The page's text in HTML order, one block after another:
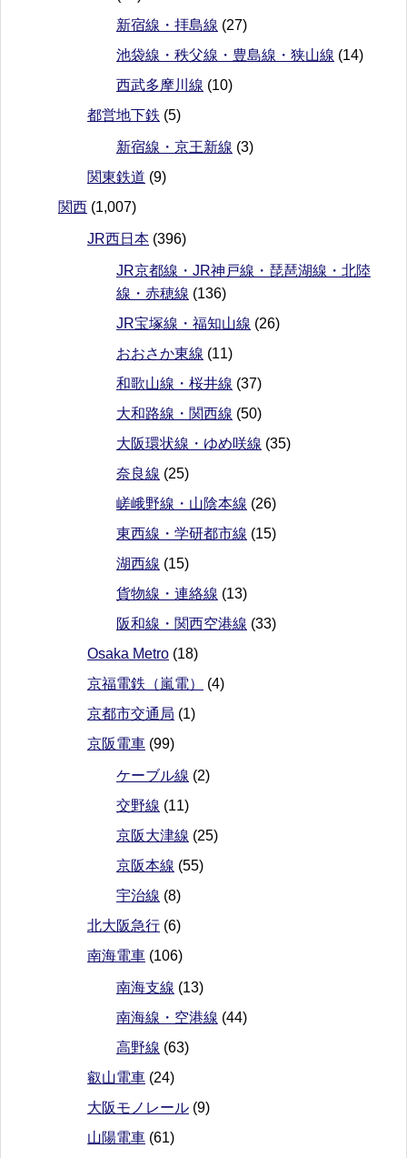
新宿線・拝島線 (27)
池袋線・秩父線・豊島線・狭山線 (14)
西武多摩川線 (10)
都営地下鉄 (5)
新宿線・京王新線 (3)
関東鉄道 (9)
関西 (1,007)
JR西日本 (396)
JR京都線・JR神戸線・琵琶湖線・北陸
線・赤穂線 (136)
JR宝塚線・福知山線 (26)
おおさか東線 (11)
和歌山線・桜井線 (37)
大和路線・関西線 (50)
大阪環状線・ゆめ咲線 (35)
奈良線 (25)
嵯峨野線・山陰本線 (26)
東西線・学研都市線 (15)
湖西線 (15)
貨物線・連絡線 (13)
阪和線・関西空港線 (33)
Osaka Metro (18)
京福電鉄（嵐電）
(4)
京都市交通局 (1)
京阪電車 (99)
ケーブル線 (2)
交野線 (11)
京阪大津線 (25)
京阪本線 (55)
宇治線 (8)
北大阪急行 (6)
南海電車 (106)
南海支線 (13)
南海線・空港線 (44)
高野線 (63)
叡山電車 (24)
大阪モノレール (9)
山陽電車 (61)